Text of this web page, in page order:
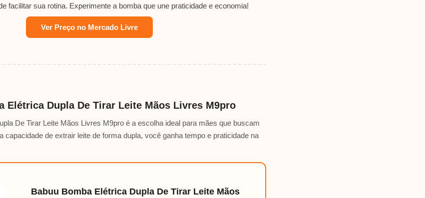
facilitar sua rotina. Experimente a bomba que une praticidade e economia!
Ver Preço no Mercado Livre
Elétrica Dupla De Tirar Leite Mãos Livres M9pro
De Tirar Leite Mãos Livres M9pro é a escolha ideal para mães que buscam
capacidade de extrair leite de forma dupla, você ganha tempo e praticidade na
Babuu Bomba Elétrica Dupla De Tirar Leite Mãos